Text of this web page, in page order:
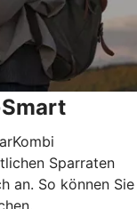
Sparraten
an. So können Sie